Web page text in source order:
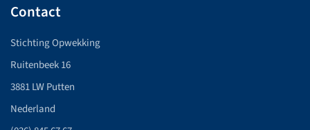
Contact
Stichting Opwekking
Ruitenbeek 16
3881 LW Putten
Nederland